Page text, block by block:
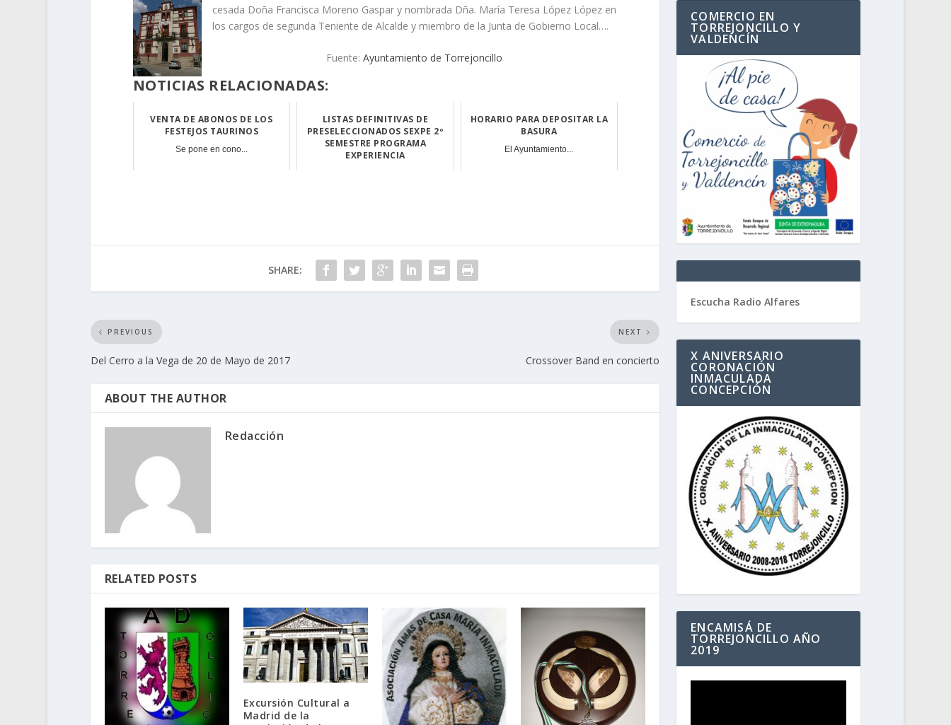
cesada Doña Francisca Moreno Gaspar y nombrada Dña. María Teresa López López en
los cargos de segunda Teniente de Alcalde y miembro de la Junta de Gobierno Local….
Fuente:Ayuntamiento de Torrejoncillo
NOTICIAS RELACIONADAS:
VENTA DE ABONOS DE LOS
FESTEJOS TAURINOS
Se pone en cono...
LISTAS DEFINITIVAS DE
PRESELECCIONADOS SEXPE 2º
SEMESTRE PROGRAMA
EXPERIENCIA
HORARIO PARA DEPOSITAR LA
BASURA
El Ayuntamiento...
SHARE:
PREVIOUS
Del Cerro a la Vega de 20 de Mayo de 2017
NEXT
Crossover Band en concierto
ABOUT THE AUTHOR
Redacción
RELATED POSTS
Excursión Cultural a
Madrid de la
COMERCIO EN
TORREJONCILLO Y
VALDENCÍN
Escucha Radio Alfares
X ANIVERSARIO
CORONACIÓN
INMACULADA
CONCEPCIÓN
ENCAMISÁ DE
TORREJONCILLO AÑO
2019